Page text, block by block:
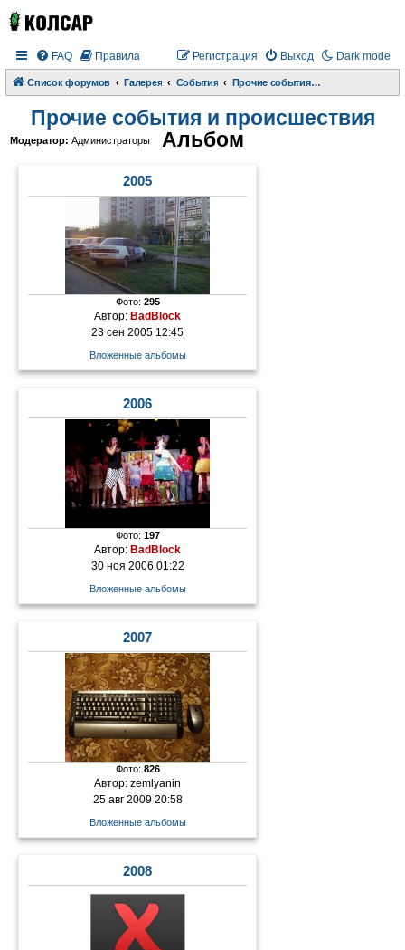
Dark mode
FAQ Правила Выход
Регистрация
Список форумов Галерея События Прочие события и происшествия
Прочие события и происшествия
Модератор: Администраторы Альбом
2005
Фото: 295
Автор:BadBlock
23 сен 2005 12:45
Вложенные альбомы
2006
Фото: 197
Автор:BadBlock
30 ноя 2006 01:22
Вложенные альбомы
2007
Фото: 826
Автор:zemlyanin
25 авг 2009 20:58
Вложенные альбомы
2008